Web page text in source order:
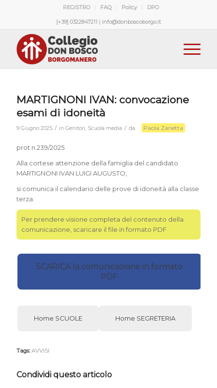
REGISTRO FAQ Policy DPO
[+39] 0322847211 | info@donboscoborgo.it
MARTIGNONI IVAN: convocazione
esami di idoneità
9 Giugno 2025 / in Genitori, Scuola media / da Paola Zanetta
prot.n.239/2025
Alla cortese attenzione della famiglia del candidato
MARTIGNONI IVAN LUIGI AUGUSTO,
si comunica il calendario delle prove di idoneità alla classe
terza.
Per prendere visione completa del contenuto della
comunicazione, scaricare il file in formato PDF
SCARICA la comunicazione in formato
PDF
Home SCUOLE Home SEGRETERIA
Tags: AVVISI
Condividi questo articolo